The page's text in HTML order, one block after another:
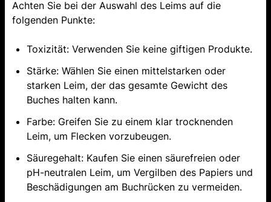
Achten Sie bei der Auswahl des Leims auf die
folgenden Punkte:
Toxizität: Verwenden Sie keine giftigen Produkte.
Stärke: Wählen Sie einen mittelstarken oder
starken Leim, der das gesamte Gewicht des
Buches halten kann.
Farbe: Greifen Sie zu einem klar trocknenden
Leim, um Flecken vorzubeugen.
Säuregehalt: Kaufen Sie einen säurefreien oder
pH-neutralen Leim, um Vergilben des Papiers und
Beschädigungen am Buchrücken zu vermeiden.